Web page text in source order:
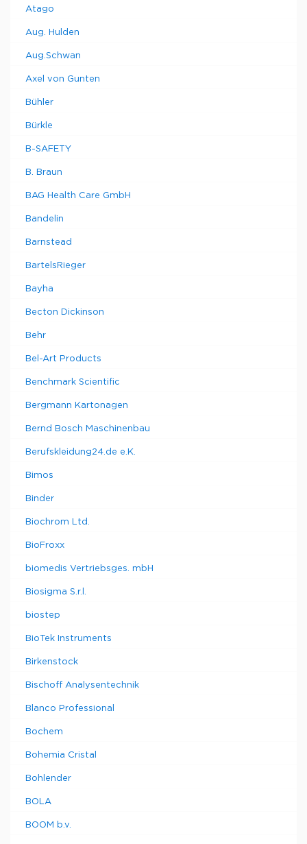
Atago
Aug. Hulden
Aug.Schwan
Axel von Gunten
Bühler
Bürkle
B-SAFETY
B. Braun
BAG Health Care GmbH
Bandelin
Barnstead
BartelsRieger
Bayha
Becton Dickinson
Behr
Bel-Art Products
Benchmark Scientific
Bergmann Kartonagen
Bernd Bosch Maschinenbau
Berufskleidung24.de e.K.
Bimos
Binder
Biochrom Ltd.
BioFroxx
biomedis Vertriebsges. mbH
Biosigma S.r.l.
biostep
BioTek Instruments
Birkenstock
Bischoff Analysentechnik
Blanco Professional
Bochem
Bohemia Cristal
Bohlender
BOLA
BOOM b.v.